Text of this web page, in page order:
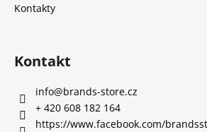
Kontakty
Kontakt
info@brands-store.cz
+ 420 608 182 164
https://www.facebook.com/